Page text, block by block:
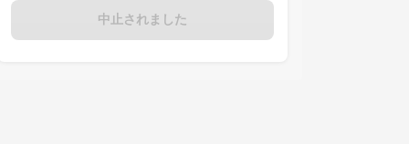
中止されました